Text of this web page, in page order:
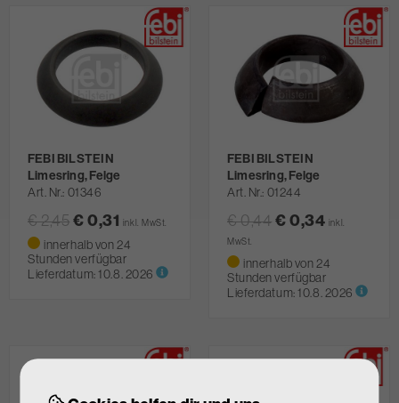
FEBI BILSTEIN
Limesring, Felge
Art. Nr. 01346
€ 2,45 € 0,31 inkl. MwSt.
innerhalb von 24
Stunden verfügbar
Lieferdatum: 10.8. 2026
FEBI BILSTEIN
Limesring, Felge
Art. Nr. 01244
€ 0,44 € 0,34 inkl.
MwSt.
innerhalb von 24
Stunden verfügbar
Lieferdatum: 10.8. 2026